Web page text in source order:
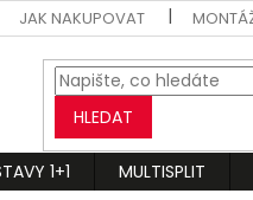
JAK NAKUPOVAT
HLEDAT
1+1 MULTISPLIT